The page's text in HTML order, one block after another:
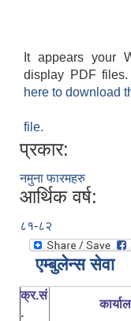
It appears your
display PDF files.
here to download
file.
प्रकार:
नमुना फारमहरु
आर्थिक वर्ष:
८१-८२
एम्बुलेन्स सेवा
क्र.सं
.